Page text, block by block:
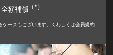
額補償 （*）
ケースもございます。くわしくは会員規約